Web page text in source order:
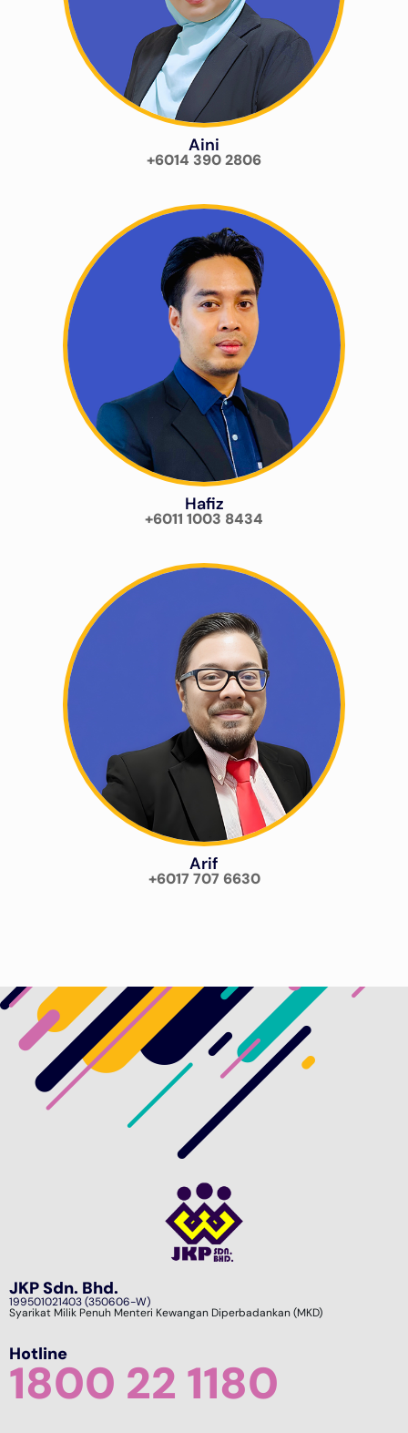
Aini
+6014 390 2806
Hafiz
+6011 1003 8434
Arif
+6017 707 6630
JKP Sdn. Bhd.
199501021403 (350606-W)
Syarikat Milik Penuh Menteri Kewangan Diperbadankan (MKD)
Hotline
1800 22 1180